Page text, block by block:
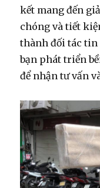
kết mang đến
chóng và tiết
thành đối tác tin
bạn phát triển
để nhận tư vấn